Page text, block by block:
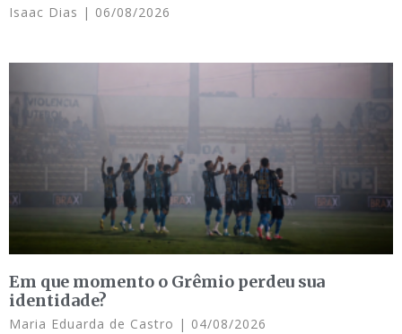
Isaac Dias 06/08/2026
Em que momento o Grêmio perdeu sua
identidade?
Maria Eduarda de Castro 04/08/2026